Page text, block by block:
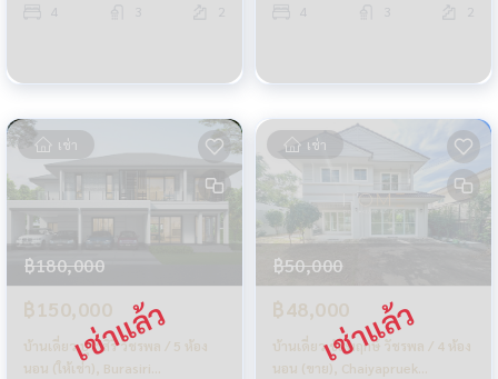
4 4
เช่า
฿180,000
฿150,000
บ้านเดี่ยว บุราสิริ วัชรพล / 5 ห้อง
นอน (ให้เช่า), Burasiri
เช่า
฿50,000
฿48,000
บ้านเดี่ยว ชัยพฤกษ์ วัชรพล / 4 ห้อง
นอน (ขาย), Chaiyapruek